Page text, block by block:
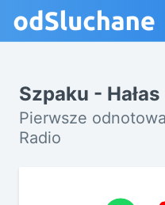
Szpaku - Hałas
Pierwsze
Radio